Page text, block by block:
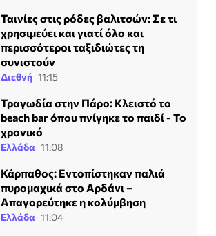
Ταινίες στις ρόδες βαλιτσών: Σε τι
χρησιμεύει και γιατί όλο και
περισσότεροι ταξιδιώτες τη
συνιστούν
Διεθνή 11:15
Τραγωδία στην Πάρο: Κλειστό το
beach bar όπου πνίγηκε το παιδί - Το
χρονικό
Ελλάδα 11:08
Κάρπαθος: Εντοπίστηκαν παλιά
πυρομαχικά στο Αρδάνι –
Απαγορεύτηκε η κολύμβηση
Ελλάδα 11:04